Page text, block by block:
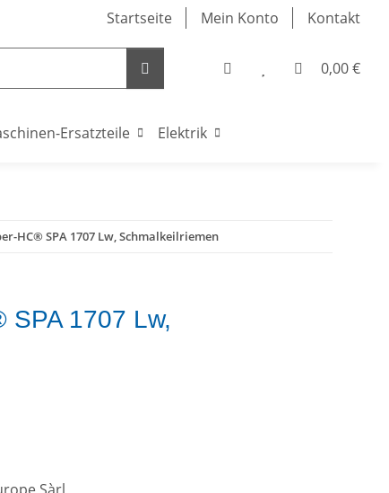
Startseite Mein Konto Kontakt
0,00 €
Ersatzteile Elektrik
HC® SPA 1707 Lw, Schmalkeilriemen
SPA 1707 Lw,